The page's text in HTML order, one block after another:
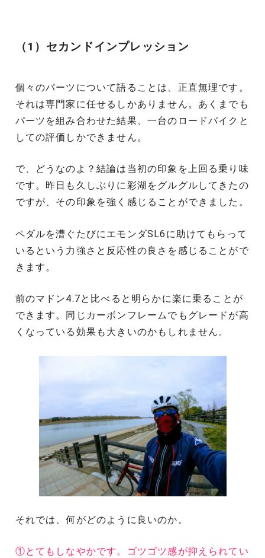
（1）セカンドインプレッション
個々のパーツについて語ることは、正直無理です。
それは専門家に任せるしかありません。あくまでも
パーツを組み合わせた結果、一台のロードバイクと
しての評価しかできません。
で、どうなのよ？結論は当初の印象を上回る乗り味
です。昨日も久しぶりに彩湖をグルグルしてきたの
ですが、その印象を強く感じることができました。
ペダルを漕ぐたびにエモンダSL6に助けてもらって
いるという力強さと反応性の良さを感じることがで
きます。
前のマドン4.7と比べると明らかに楽に乗ることが
できます。同じカーボンフレームでもグレードが高
くなっている効果も大きいのかもしれません。
それでは、何がどのように良いのか。
①とてもしなやかです。ゴツゴツ感が抑えられてい